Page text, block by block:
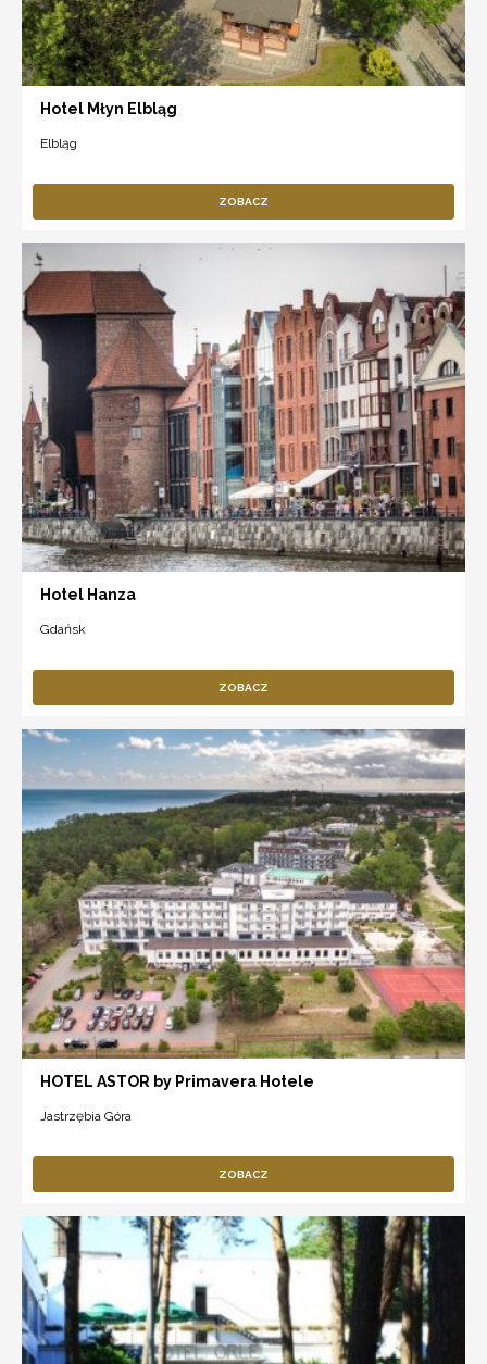
Hotel Młyn Elbląg
Elbląg
ZOBACZ
Hotel Hanza
Gdańsk
ZOBACZ
HOTEL ASTOR by Primavera Hotele
Jastrzębia Góra
ZOBACZ